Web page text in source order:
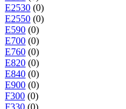
E2530 (0)
E2550 (0)
E590 (0)
E700 (0)
E760 (0)
E820 (0)
E840 (0)
E900 (0)
F300 (0)
F330 (0)